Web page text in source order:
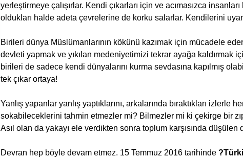
yerleştirmeye çalışırlar. Kendi çıkarları için ve acımasızca
oldukları halde adeta çevrelerine de korku salarlar. Kendilerini
Birileri dünya Müslümanlarının kökünü kazımak için mücadele
devleti yapmak ve yıkılan medeniyetimizi tekrar ayağa kaldırmak
birileri de sadece kendi dünyalarını kurma sevdasına kapılmış
tek çıkar ortaya!
Yanlış yapanlar yanlış yaptıklarını, arkalarında bıraktıkları izlerle
sokabileceklerini tahmin etmezler mi? Bilmezler mi ki çekirge bir
Asıl olan da yakayı ele verdikten sonra toplum karşısında düşülen
Devran hep böyle devam etmez. 15 Temmuz 2016 tarihinde